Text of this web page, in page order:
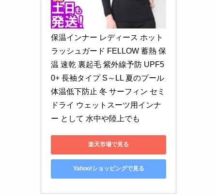
保温インナー レディース ホット
ラッシュガード FELLOW 蓄熱 保
温 速乾 裏起毛 紫外線予防 UPF5
0+ 長袖タイプ S～LL 夏のプール
体温低下防止 冬 サーフィン セミ
ドライ ウェットスーツ用インナ
ー として 水中や陸上でも
楽天市場で見る
Yahoo!ショッピングで見る